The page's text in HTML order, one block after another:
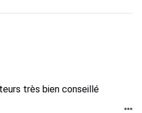
très bien conseillé